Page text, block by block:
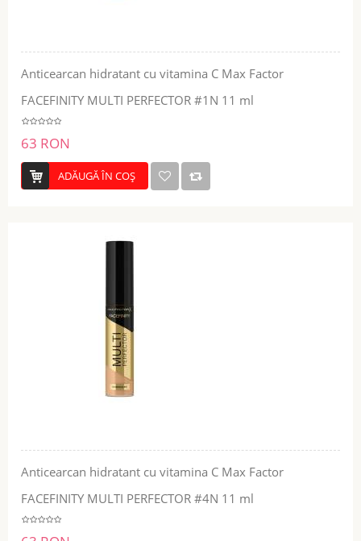
Anticearcan hidratant cu vitamina C Max Factor
FACEFINITY MULTI PERFECTOR #1N 11 ml
63 RON
ADĂUGĂ ÎN COŞ
Anticearcan hidratant cu vitamina C Max Factor
FACEFINITY MULTI PERFECTOR #4N 11 ml